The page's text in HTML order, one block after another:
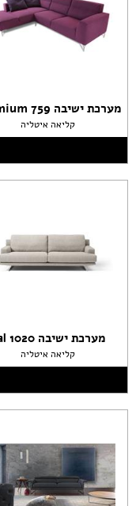
מערכת ישיבה premium 759
קליאה איטליה
מערכת ישיבה cal 1020
קליאה איטליה